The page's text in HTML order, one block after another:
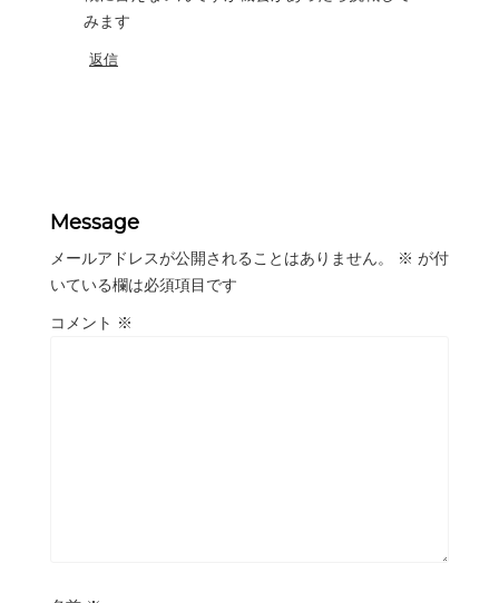
みます
返信
Message
メールアドレスが公開されることはありません。 ※ が付
いている欄は必須項目です
コメント ※